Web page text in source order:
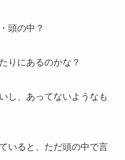
頭の中？
りにあるのかな？
し、あってないようなも
いると、ただ頭の中で言